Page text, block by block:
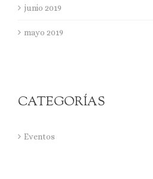
junio 2019
mayo 2019
CATEGORÍAS
Eventos